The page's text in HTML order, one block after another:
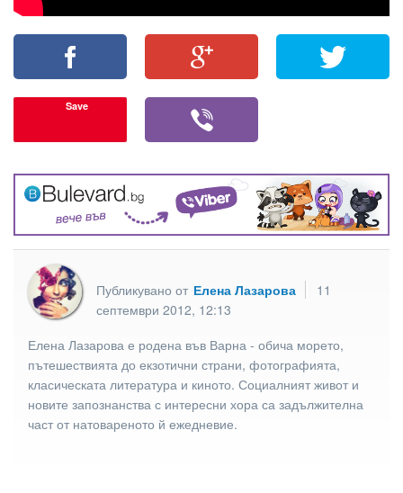
Save
Публикувано от Елена Лазарова
11
септември 2012, 12:13
Елена Лазарова е родена във Варна - обича морето,
пътешествията до екзотични страни, фотографията,
класическата литература и киното. Социалният живот и
новите запознанства с интересни хора са задължителна
част от натовареното й ежедневие.